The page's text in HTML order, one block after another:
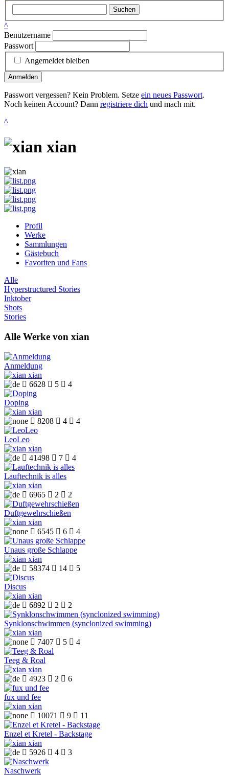
Suchen
^
Benutzername
Passwort
Angemeldet bleiben
Anmelden
Passwort vergessen? Kein Problem. Setze ein neues Passwort.
Noch keinen Account? Dann registriere dich und mach mit.
^
xian
Profil
Werke
Sammlungen
Gästebuch
Favoriten und Fans
Alle
Hyperstructured Stories
Inktober
Shots
Stories
Alle Werke von xian
Anmeldung
xian
 6628  5  4
Doping
xian
 8208  4  4
LeoLeo
xian
 41498  7  4
Lauftechnik is alles
xian
 6965  2  2
Duftgewehrschießen
xian
 6545  6  4
Unaus große Schlappe
xian
 58374  14  5
Discus
xian
 6892  2  2
Synklonschwimmen (synclonized swimming)
xian
 7407  5  4
Teeg & Roal
xian
 4923  2  6
fux und fee
xian
 10071  9  11
Enzel et Kretel - Backstage
xian
 5926  4  3
Naschwerk